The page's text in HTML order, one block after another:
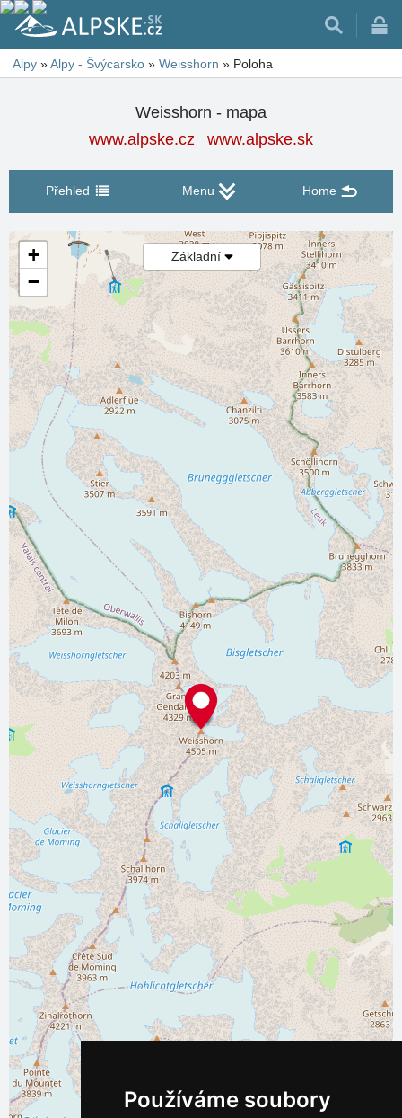
Používáme soubory
Alpy »Alpy - Švýcarsko » Weisshorn » Poloha
Weisshorn - mapa
www.alpske.cz
www.alpske.sk
Přehled Menu Home
Základní
+
−